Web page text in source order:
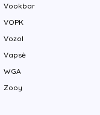
Vookbar
VOPK
Vozol
Vapsė
WGA
Zooy